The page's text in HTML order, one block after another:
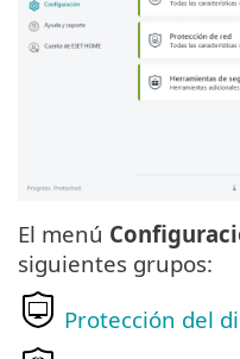
El menú
siguientes grupos:
Protección del